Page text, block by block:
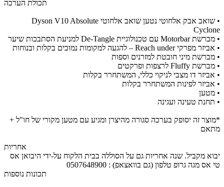
תכולת הערכה
• שואב אבק אלחוטי נטען שואב אלחוטי Dyson V10 Absolute
Cyclone
• מברשת Motorbar עם טכנולוגיית De-Tangle למניעת הסתבכות שיער
• אביזר מפרקי Reach under – להגעה למקומות נמוכים בקלות ובנוחות
• מברשת מיני חובטת למזרנים וספות
• מברשת Fluffy לרצפות ופרקטים
• אביזר דו מצבי לניקוי כללי, המשתחרר בקלות
• אביזר לפינות המשתחרר בקלות
• מטען
• תחנת טעינה ועגינה
*מוצר זה יסופק בערכה סגורה מהיצרן ומגיע עם מטען מקורי של חו"ל +
מתאם
אחריות
יבוא מקביל. שנה אחריות גם על הסוללה בבית הלקוח על-ידי היבואן אס
טי אס מגה גרופ טלפון (גם בוואצאפ) : 0507648900
תכונות נוספות